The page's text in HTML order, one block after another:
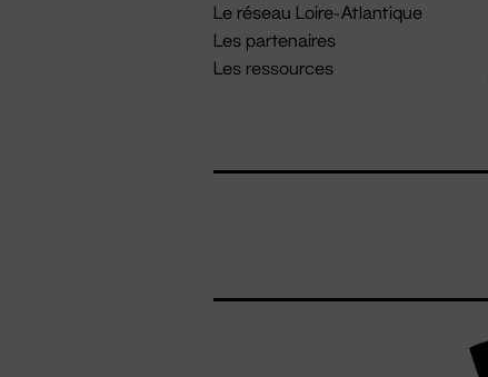
Le réseau Loire-Atlantique
Les partenaires
Les ressources